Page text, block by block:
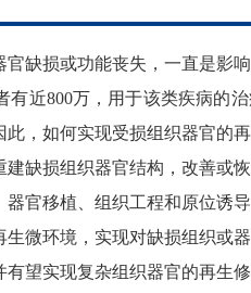
损或功能丧失，一直是影
近800万，用于该类疾病的
，如何实现受损组织器官的
缺损组织器官结构，改善或
官移植、组织工程和原位诱
微环境，实现对缺损组织或
望实现复杂组织器官的再生